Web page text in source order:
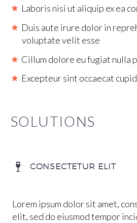
Laboris nisi ut aliquip ex ea
Duis aute irure dolor in
voluptate velit esse
Cillum dolore eu fugiat nulla
Excepteur sint occaecat
SOLUTIONS
CONSECTETUR ELIT
Lorem ipsum dolor sit amet,
elit, sed do eiusmod tempor